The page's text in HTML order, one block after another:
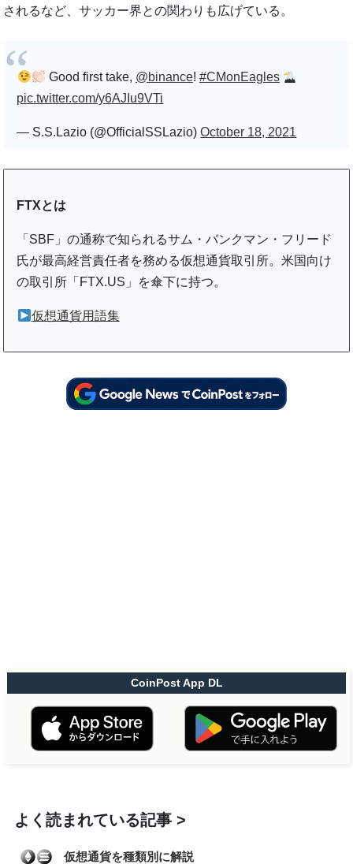
されるなど、サッカー界との関わりも広げている。
Good first take, @binance! #CMonEagles
pic.twitter.com/y6AJIu9VTi
— S.S.Lazio (@OfficialSSLazio)October 18, 2021
FTXとは
「SBF」の通称で知られるサム・バンクマン・フリード
氏が最高経営責任者を務める仮想通貨取引所。米国向け
の取引所「FTX.US」を傘下に持つ。
仮想通貨用語集
CoinPost App DL
よく読まれている記事
仮想通貨を種類別に解説